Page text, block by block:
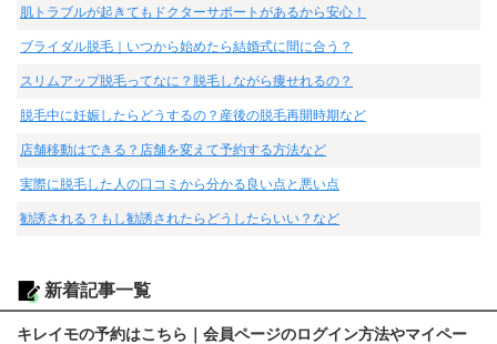
肌トラブルが起きてもドクターサポートがあるから安心！
ブライダル脱毛｜いつから始めたら結婚式に間に合う？
スリムアップ脱毛ってなに？脱毛しながら痩せれるの？
脱毛中に妊娠したらどうするの？産後の脱毛再開時期など
店舗移動はできる？店舗を変えて予約する方法など
実際に脱毛した人の口コミから分かる良い点と悪い点
勧誘される？もし勧誘されたらどうしたらいい？など
新着記事一覧
キレイモの予約はこちら｜会員ページのログイン方法やマイペー